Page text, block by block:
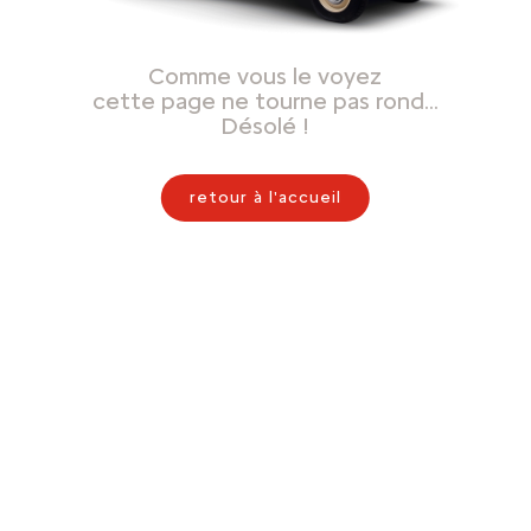
Comme vous le voyez
cette page ne tourne pas rond…
Désolé !
retour à l'accueil